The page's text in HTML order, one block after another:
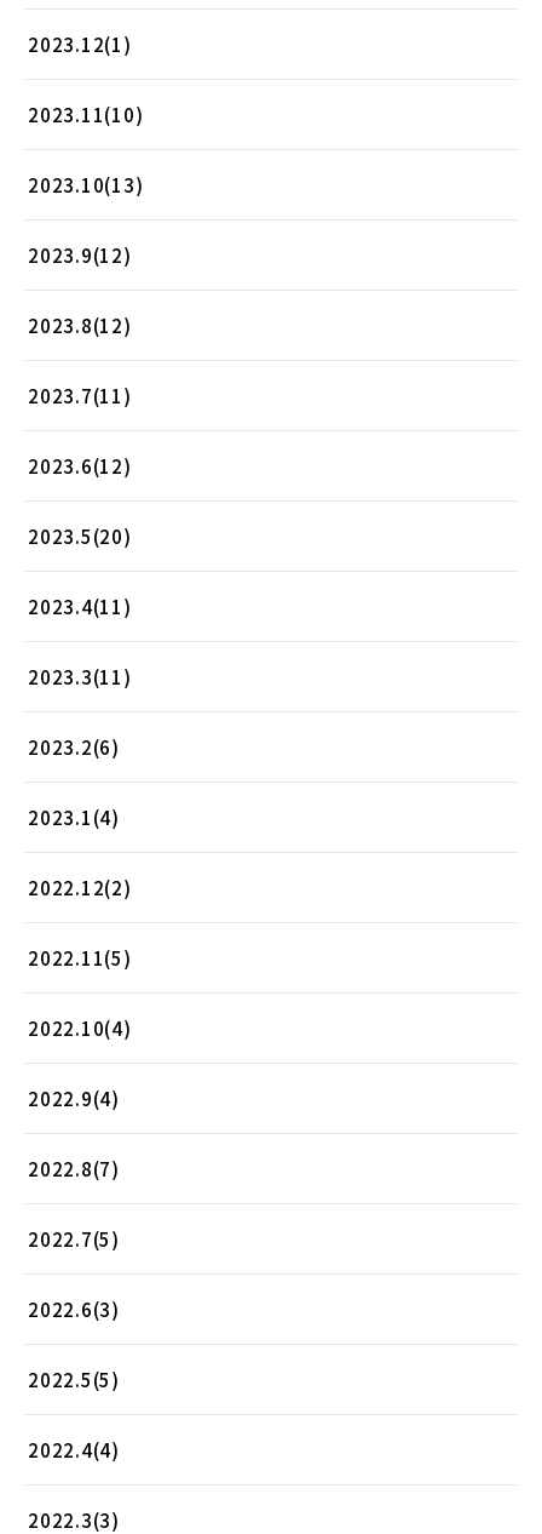
2023.12(1)
2023.11(10)
2023.10(13)
2023.9(12)
2023.8(12)
2023.7(11)
2023.6(12)
2023.5(20)
2023.4(11)
2023.3(11)
2023.2(6)
2023.1(4)
2022.12(2)
2022.11(5)
2022.10(4)
2022.9(4)
2022.8(7)
2022.7(5)
2022.6(3)
2022.5(5)
2022.4(4)
2022.3(3)